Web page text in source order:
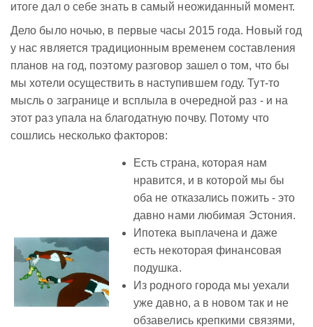
итоге дал о себе знать в самый неожиданный момент.
Дело было ночью, в первые часы 2015 года. Новый год
у нас является традиционным временем составления
планов на год, поэтому разговор зашел о том, что бы
мы хотели осуществить в наступившем году. Тут-то
мысль о загранице и всплыла в очередной раз - и на
этот раз упала на благодатную почву. Потому что
сошлись несколько факторов:
Есть страна, которая нам
нравится, и в которой мы бы
оба не отказались пожить - это
давно нами любимая Эстония.
Ипотека выплачена и даже
есть некоторая финансовая
подушка.
Из родного города мы уехали
уже давно, а в новом так и не
обзавелись крепкими связями,